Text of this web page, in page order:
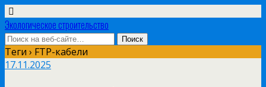
Экологическое строительство
Теги › FTP-кабели
17.11.2025